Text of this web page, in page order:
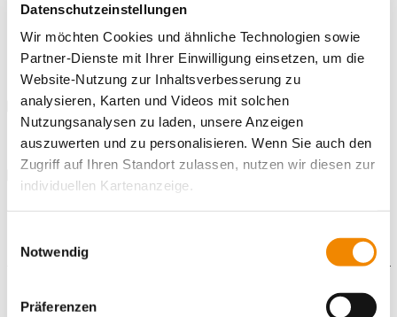
Datenschutzeinstellungen
Wir möchten Cookies und ähnliche Technologien sowie
Partner-Dienste mit Ihrer Einwilligung einsetzen, um die
Website-Nutzung zur Inhaltsverbesserung zu
analysieren, Karten und Videos mit solchen
Nutzungsanalysen zu laden, unsere Anzeigen
auszuwerten und zu personalisieren. Wenn Sie auch den
Zugriff auf Ihren Standort zulassen, nutzen wir diesen zur
individuellen Kartenanzeige.
unsere Partner Daten wie Ihre IP-Adresse und
verarbeiten diese zusammen mit Daten von anderen
Websites. Die Partner erkennen mitunter auch, wenn Sie
zum Website-Besuch verschiedene Geräte verwenden,
Notwendig
Präferenzen
Kinder,- Jugend und Stadtteilbüro Biebrich
Illustralabor
Nachbarschaftshaus
Ehrenamtliche Vorlesepatinnen und -paten
Programmübersicht
Downloads